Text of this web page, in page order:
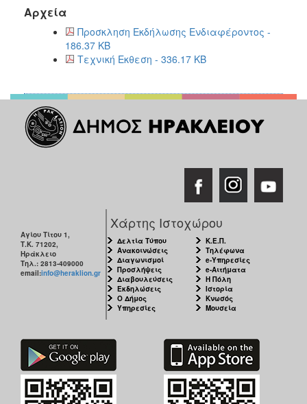
Αρχεία
Προσκληση Εκδήλωσης Ενδιαφέροντος -
186.37 KB
Τεχνική Εκθεση - 336.17 KB
Αγίου Τίτου 1,
Τ.Κ. 71202,
Ηράκλειο
Τηλ.: 2813-409000
email:info@heraklion.gr
Χάρτης Ιστοχώρου
Δελτία Τύπου
Ανακοινώσεις
Διαγωνισμοί
Προσλήψεις
Διαβουλεύσεις
Εκδηλώσεις
Ο Δήμος
Υπηρεσίες
Κ.Ε.Π.
Τηλέφωνα
e-Υπηρεσίες
e-Αιτήματα
Η Πόλη
Ιστορία
Κνωσός
Μουσεία